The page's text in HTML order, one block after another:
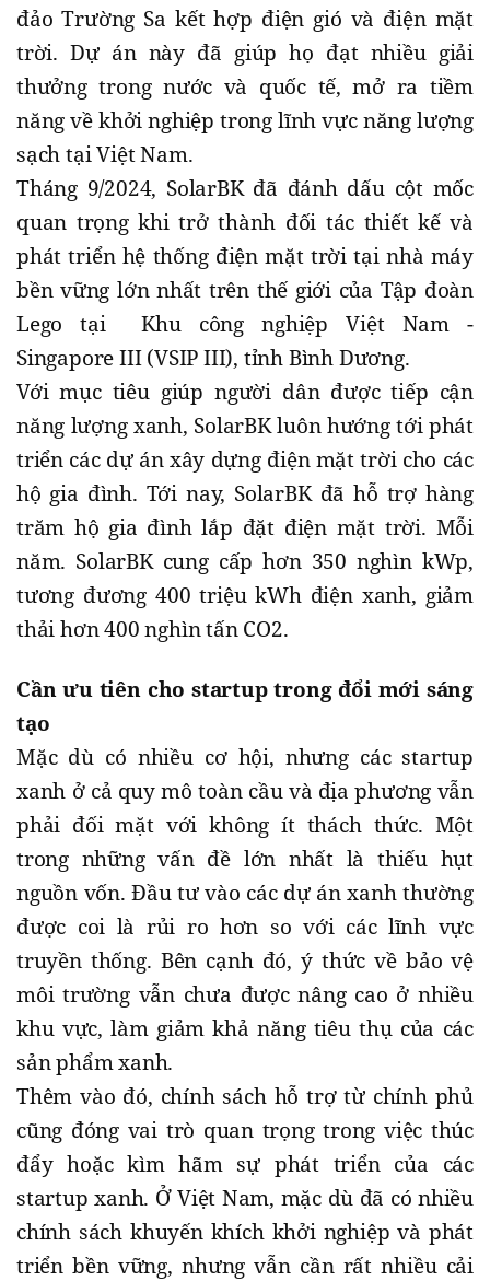
đảo Trường Sa kết hợp điện gió và điện mặt
trời. Dự án này đã giúp họ đạt nhiều giải
thưởng trong nước và quốc tế, mở ra tiềm
năng về khởi nghiệp trong lĩnh vực năng lượng
sạch tại Việt Nam.
Tháng 9/2024, SolarBK đã đánh dấu cột mốc
quan trọng khi trở thành đối tác thiết kế và
phát triển hệ thống điện mặt trời tại nhà máy
bền vững lớn nhất trên thế giới của Tập đoàn
Lego tại Khu công nghiệp Việt Nam -
Singapore III (VSIP III), tỉnh Bình Dương.
Với mục tiêu giúp người dân được tiếp cận
năng lượng xanh, SolarBK luôn hướng tới phát
triển các dự án xây dựng điện mặt trời cho các
hộ gia đình. Tới nay, SolarBK đã hỗ trợ hàng
trăm hộ gia đình lắp đặt điện mặt trời. Mỗi
năm. SolarBK cung cấp hơn 350 nghìn kWp,
tương đương 400 triệu kWh điện xanh, giảm
thải hơn 400 nghìn tấn CO2.
Cần ưu tiên cho startup trong đổi mới sáng
tạo
Mặc dù có nhiều cơ hội, nhưng các startup
xanh ở cả quy mô toàn cầu và địa phương vẫn
phải đối mặt với không ít thách thức. Một
trong những vấn đề lớn nhất là thiếu hụt
nguồn vốn. Đầu tư vào các dự án xanh thường
được coi là rủi ro hơn so với các lĩnh vực
truyền thống. Bên cạnh đó, ý thức về bảo vệ
môi trường vẫn chưa được nâng cao ở nhiều
khu vực, làm giảm khả năng tiêu thụ của các
sản phẩm xanh.
Thêm vào đó, chính sách hỗ trợ từ chính phủ
cũng đóng vai trò quan trọng trong việc thúc
đẩy hoặc kìm hãm sự phát triển của các
startup xanh. Ở Việt Nam, mặc dù đã có nhiều
chính sách khuyến khích khởi nghiệp và phát
triển bền vững, nhưng vẫn cần rất nhiều cải